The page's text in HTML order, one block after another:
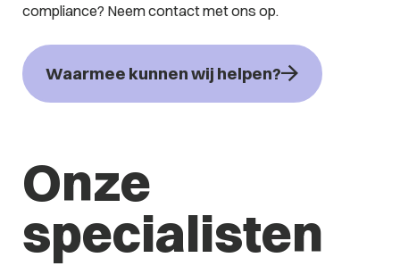
compliance? Neem contact met ons op.
Waarmee kunnen wij helpen?
Onze
specialisten